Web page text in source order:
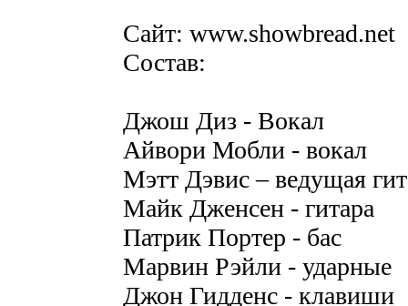
Сайт: www.showbread.net
Состав:
Джош Диз - Вокал
Айвори Мобли - вокал
Мэтт Дэвис – ведущая
Майк Дженсен - гитара
Патрик Портер - бас
Марвин Рэйли - ударные
Джон Гидденс - клавиши